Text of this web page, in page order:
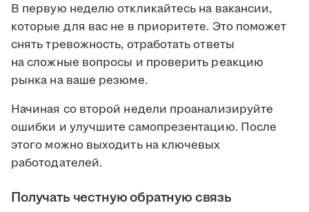
В первую неделю откликайтесь на вакансии,
которые для вас не в приоритете. Это поможет
снять тревожность, отработать ответы
на сложные вопросы и проверить реакцию
рынка на ваше резюме.
Начиная со второй недели проанализируйте
ошибки и улучшите самопрезентацию. После
этого можно выходить на ключевых
работодателей.
Получать честную обратную связь